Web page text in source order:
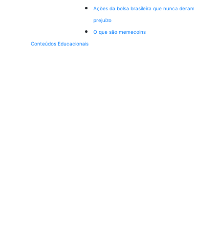
Ações da bolsa brasileira que nunca deram
prejuízo
O que são memecoins
Conteúdos Educacionais